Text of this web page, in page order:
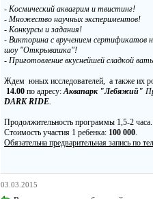
- Космический аквагрим и твистинг!
- Множество научных экспериментов!
- Конкурсы и задания!
- Викторина с вручением сертификатов
шоу "Открывашка"!
- Приготовление вкуснейшей сладкой
Ждем юных исследователей, а также их
14.00 по адресу: Аквапарк "Лебяжий"
DARK RIDE.
Продолжительность программы 1,5-2 часа.
Стоимость участия 1 ребенка: 100 000.
Обязательна предварительная запись по
03.03.2015